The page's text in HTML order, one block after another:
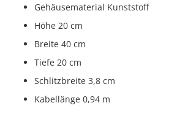
Gehäusematerial Kunststoff
Höhe 20 cm
Breite 40 cm
Tiefe 20 cm
Schlitzbreite 3,8 cm
Kabellänge 0,94 m